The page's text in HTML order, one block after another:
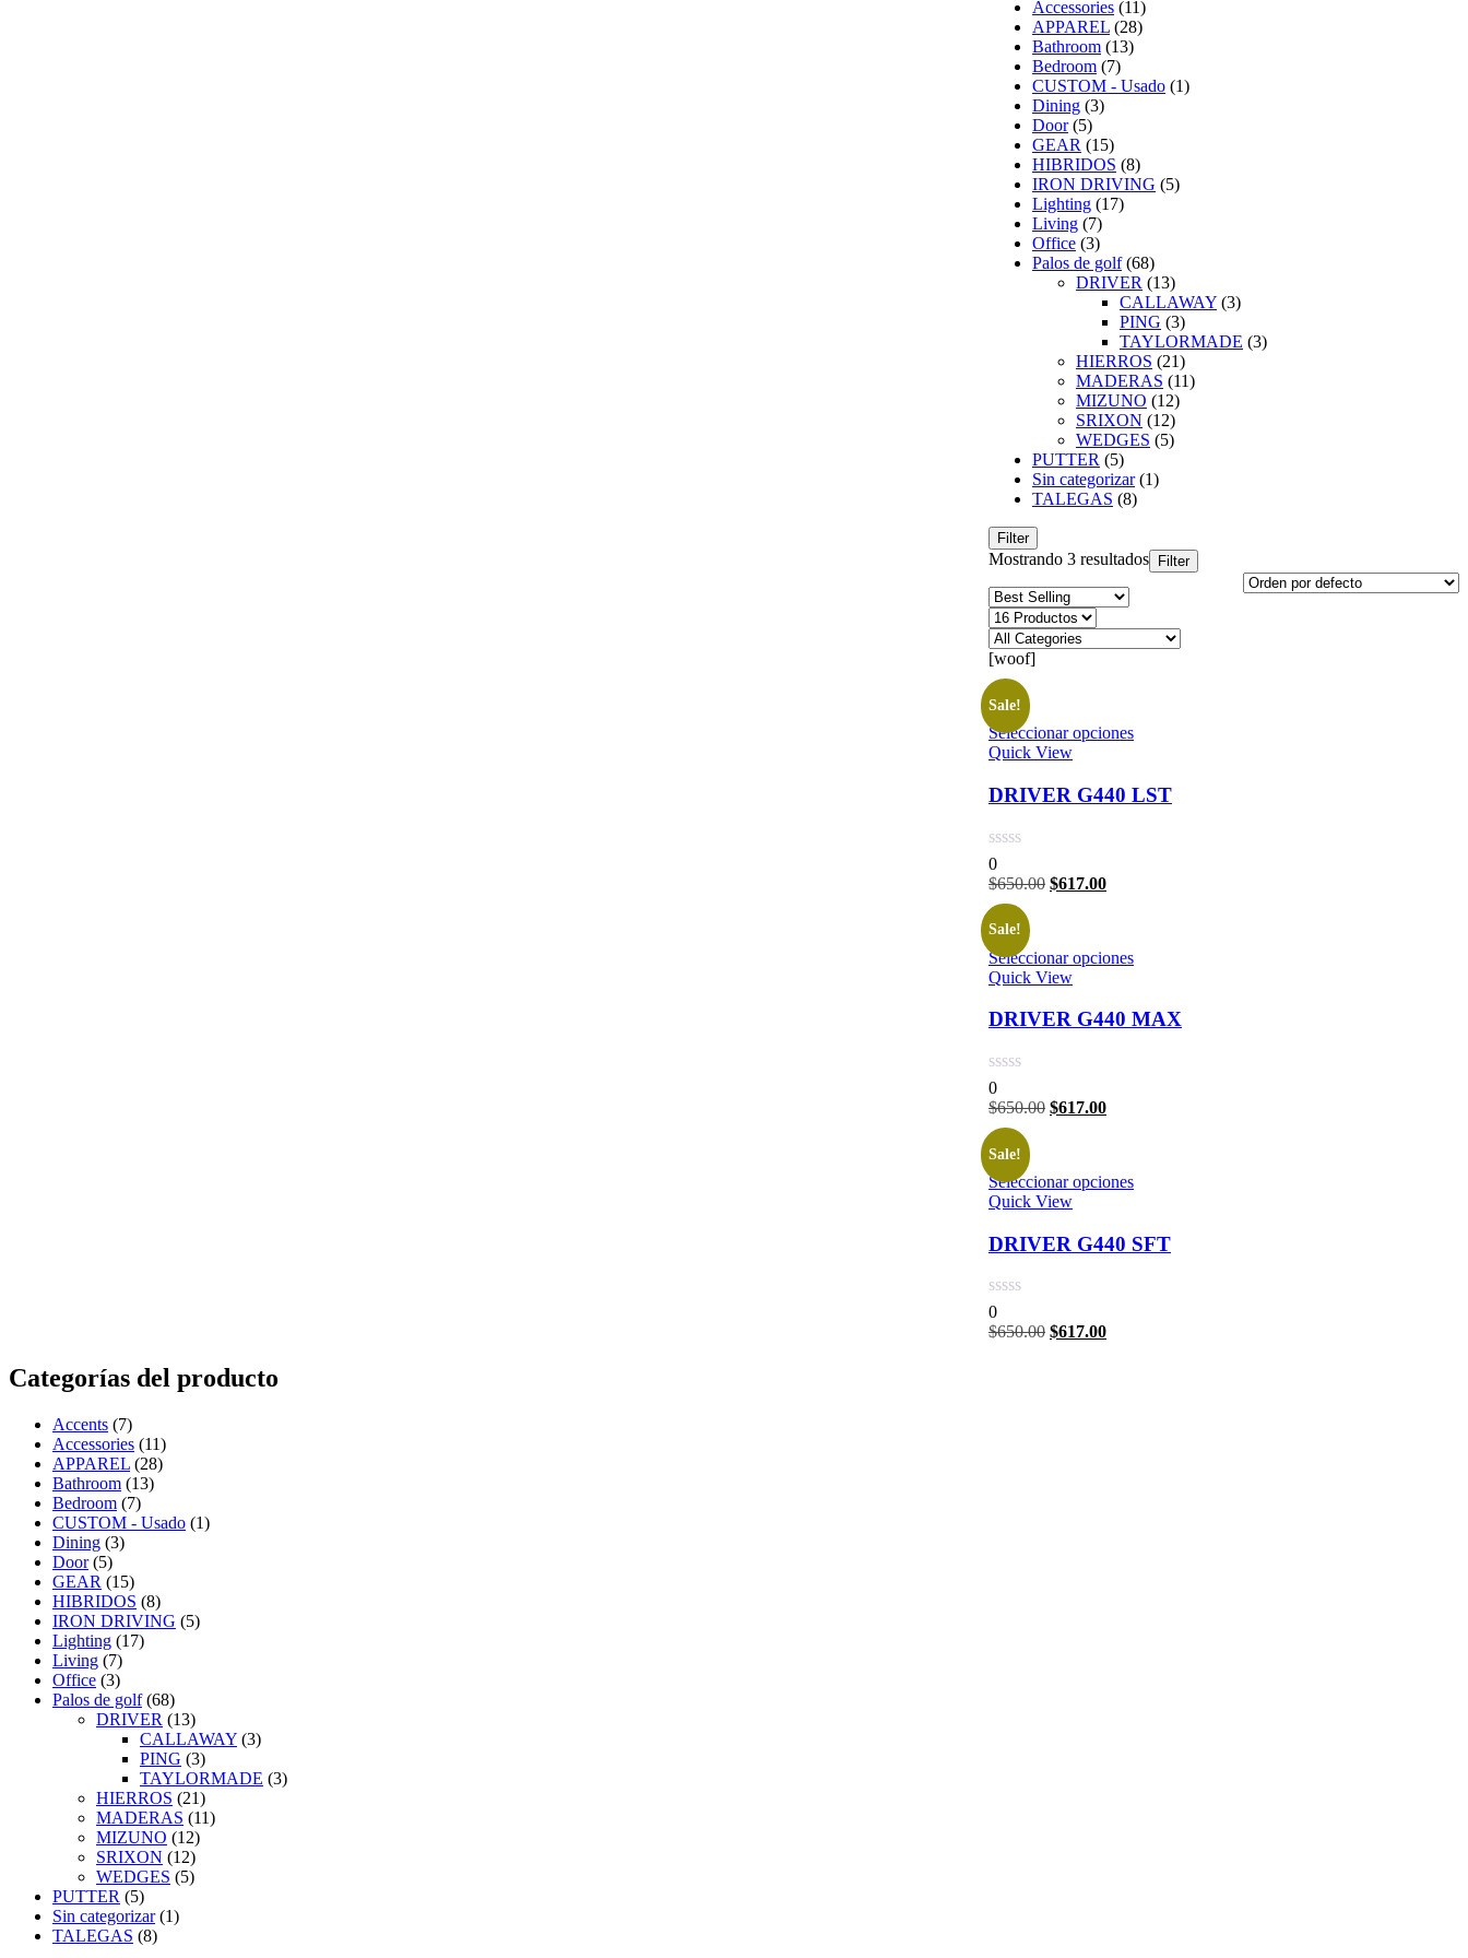
Accessories (11)
APPAREL (28)
Bathroom (13)
Bedroom (7)
CUSTOM - Usado (1)
Dining (3)
Door (5)
GEAR (15)
HIBRIDOS (8)
IRON DRIVING (5)
Lighting (17)
Living (7)
Office (3)
Palos de golf (68)
DRIVER (13)
CALLAWAY (3)
PING (3)
TAYLORMADE (3)
HIERROS (21)
MADERAS (11)
MIZUNO (12)
SRIXON (12)
WEDGES (5)
PUTTER (5)
Sin categorizar (1)
TALEGAS (8)
Filter
Mostrando 3 resultados Filter
[woof]
Seleccionar opciones
Quick View
DRIVER G440 LST
0
$650.00 $617.00
Sale!
Seleccionar opciones
Quick View
DRIVER G440 MAX
0
$650.00 $617.00
Sale!
Seleccionar opciones
Quick View
DRIVER G440 SFT
0
$650.00 $617.00
Sale!
Categorías del producto
Accents (7)
Accessories (11)
APPAREL (28)
Bathroom (13)
Bedroom (7)
CUSTOM - Usado (1)
Dining (3)
Door (5)
GEAR (15)
HIBRIDOS (8)
IRON DRIVING (5)
Lighting (17)
Living (7)
Office (3)
Palos de golf (68)
DRIVER (13)
CALLAWAY (3)
PING (3)
TAYLORMADE (3)
HIERROS (21)
MADERAS (11)
MIZUNO (12)
SRIXON (12)
WEDGES (5)
PUTTER (5)
Sin categorizar (1)
TALEGAS (8)